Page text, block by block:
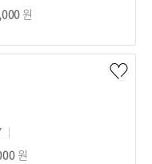
의
간
원
의
원